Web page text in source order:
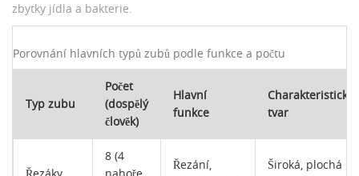
zbytky jídla a bakterie.
Porovnání hlavních typů zubů podle funkce a počtu
Typ zubu
Počet
(dospělý
člověk)
Hlavní
funkce
Charakteristický
tvar
8 (4
Řezání,
Široká, plochá